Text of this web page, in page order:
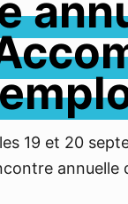
19 et 20